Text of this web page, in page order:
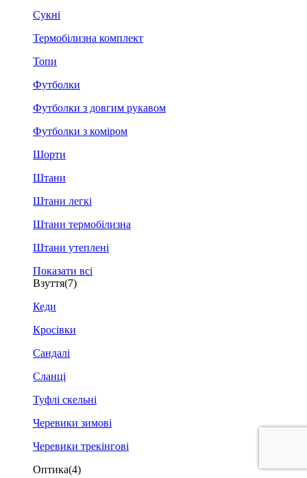
Сукні
Термобілизна комплект
Топи
Футболки
Футболки з довгим рукавом
Футболки з коміром
Шорти
Штани
Штани легкі
Штани термобілизна
Штани утеплені
Показати всі
Взуття(7)
Кеди
Кросівки
Сандалі
Сланці
Туфлі скельні
Черевики зимові
Черевики трекінгові
Оптика(4)